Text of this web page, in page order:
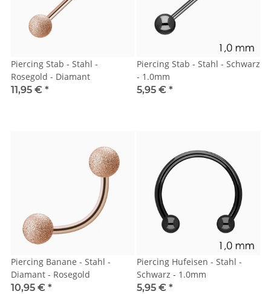
Piercing Stab - Stahl -
Rosegold - Diamant
11,95 € *
Piercing Stab - Stahl - Schwarz
- 1.0mm
5,95 € *
Piercing Banane - Stahl -
Diamant - Rosegold
10,95 € *
Piercing Hufeisen - Stahl -
Schwarz - 1.0mm
5,95 € *